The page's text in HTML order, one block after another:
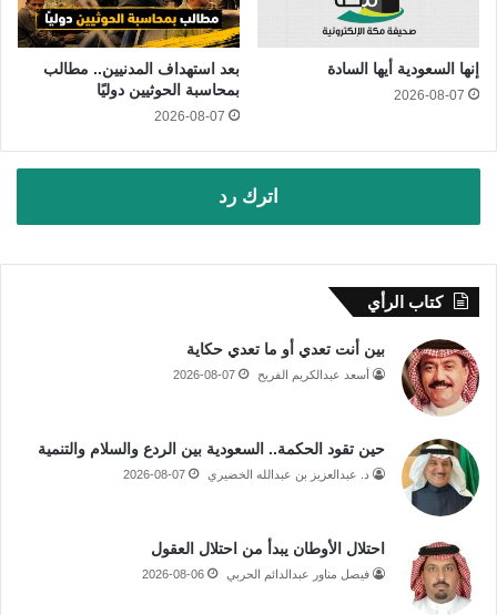
إنها السعودية أيها السادة
2026-08-07
بعد استهداف المدنيين.. مطالب
بمحاسبة الحوثيين دوليًا
2026-08-07
اترك رد
كتاب الرأي
بين أنت تعدي أو ما تعدي حكاية
أسعد عبدالكريم الفريح 2026-08-07
حين تقود الحكمة.. السعودية بين الردع والسلام والتنمية
د. عبدالعزيز بن عبدالله الخضيري 2026-08-07
احتلال الأوطان يبدأ من احتلال العقول
فيصل مناور عبدالدائم الحربي 2026-08-06